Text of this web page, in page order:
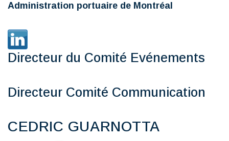
Administration portuaire de Montréal
Directeur du Comité Evénements
Directeur Comité Communication
CEDRIC GUARNOTTA